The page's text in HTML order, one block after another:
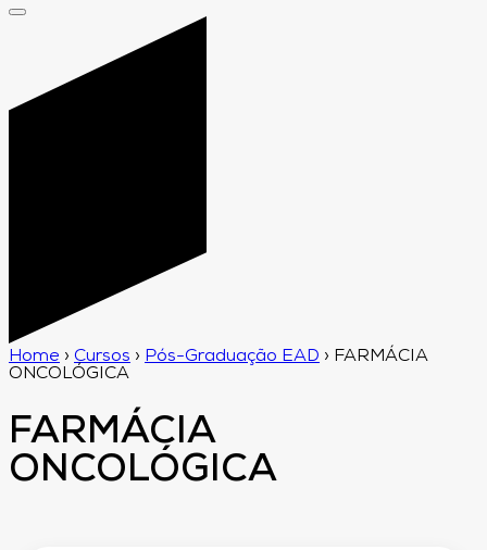
Home › Cursos › Pós-Graduação EAD › FARMÁCIA
ONCOLÓGICA
FARMÁCIA
ONCOLÓGICA